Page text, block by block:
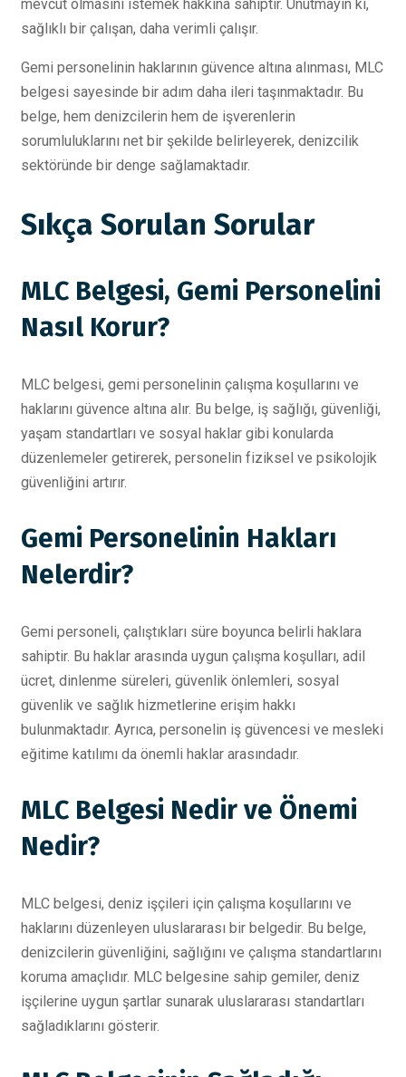
mevcut olmasını istemek hakkına sahiptir. Unutmayın ki,
sağlıklı bir çalışan, daha verimli çalışır.
Gemi personelinin haklarının güvence altına alınması, MLC
belgesi sayesinde bir adım daha ileri taşınmaktadır. Bu
belge, hem denizcilerin hem de işverenlerin
sorumluluklarını net bir şekilde belirleyerek, denizcilik
sektöründe bir denge sağlamaktadır.
Sıkça Sorulan Sorular
MLC Belgesi, Gemi Personelini
Nasıl Korur?
MLC belgesi, gemi personelinin çalışma koşullarını ve
haklarını güvence altına alır. Bu belge, iş sağlığı, güvenliği,
yaşam standartları ve sosyal haklar gibi konularda
düzenlemeler getirerek, personelin fiziksel ve psikolojik
güvenliğini artırır.
Gemi Personelinin Hakları
Nelerdir?
Gemi personeli, çalıştıkları süre boyunca belirli haklara
sahiptir. Bu haklar arasında uygun çalışma koşulları, adil
ücret, dinlenme süreleri, güvenlik önlemleri, sosyal
güvenlik ve sağlık hizmetlerine erişim hakkı
bulunmaktadır. Ayrıca, personelin iş güvencesi ve mesleki
eğitime katılımı da önemli haklar arasındadır.
MLC Belgesi Nedir ve Önemi
Nedir?
MLC belgesi, deniz işçileri için çalışma koşullarını ve
haklarını düzenleyen uluslararası bir belgedir. Bu belge,
denizcilerin güvenliğini, sağlığını ve çalışma standartlarını
koruma amaçlıdır. MLC belgesine sahip gemiler, deniz
işçilerine uygun şartlar sunarak uluslararası standartları
sağladıklarını gösterir.